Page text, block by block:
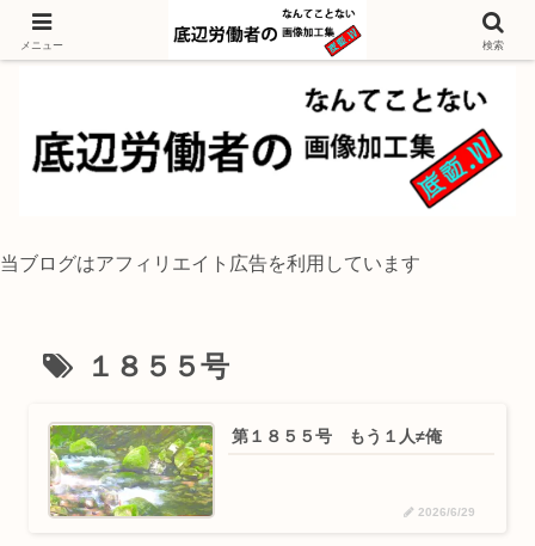
独身底辺おじさんが風景写真をイラスト風に加工するブログ
当ブログはアフィリエイト広告を利用しています
１８５５号
第１８５５号 もう１人≠俺
2026/6/29
メニュー 検索